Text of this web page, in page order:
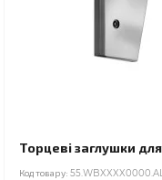
Торцеві заглушки
Код товару: